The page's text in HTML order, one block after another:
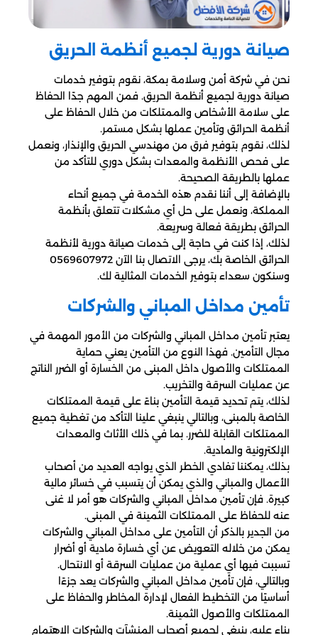
صيانة دورية لجميع أنظمة الحريق
نحن في شركة أمن وسلامة بمكة، نقوم بتوفير خدمات
صيانة دورية لجميع أنظمة الحريق. فمن المهم جدًا الحفاظ
على سلامة الأشخاص والممتلكات من خلال الحفاظ على
أنظمة الحرائق وتأمين عملها بشكل مستمر.
لذلك، نقوم بتوفير فرق من مهندسي الحريق والإنذار، ونعمل
على فحص الأنظمة والمعدات بشكل دوري للتأكد من
عملها بالطريقة الصحيحة.
بالإضافة إلى أننا نقدم هذه الخدمة في جميع أنحاء
المملكة، ونعمل على حل أي مشكلات تتعلق بأنظمة
الحرائق بطريقة فعالة وسريعة.
لذلك، إذا كنت في حاجة إلى خدمات صيانة دورية لأنظمة
الحرائق الخاصة بك، يرجى الاتصال بنا الآن 0569607972
وسنكون سعداء بتوفير الخدمات المثالية لك.
تأمين مداخل المباني والشركات
يعتبر تأمين مداخل المباني والشركات من الأمور المهمة في
مجال التأمين. فهذا النوع من التأمين يعني حماية
الممتلكات والأصول داخل المبنى من الخسارة أو الضرر الناتج
عن عمليات السرقة والتخريب.
لذلك، يتم تحديد قيمة التأمين بناءً على قيمة الممتلكات
الخاصة بالمبنى، وبالتالي ينبغي علينا التأكد من تغطية جميع
الممتلكات القابلة للضرر. بما في ذلك الأثاث والمعدات
الإلكترونية والمادية.
بذلك، يمكننا تفادي الخطر الذي يواجه العديد من أصحاب
الأعمال والمباني والذي يمكن أن يتسبب في خسائر مالية
كبيرة. فإن تأمين مداخل المباني والشركات هو أمر لا غنى
عنه للحفاظ على الممتلكات الثمينة في المبنى.
من الجدير بالذكر أن التأمين على مداخل المباني والشركات
يمكن من خلاله التعويض عن أي خسارة مادية أو أضرار
تسببت فيها أي عملية من عمليات السرقة أو الانتحال.
وبالتالي، فإن تأمين مداخل المباني والشركات يعد جزءًا
أساسيًا من التخطيط الفعال لإدارة المخاطر والحفاظ على
الممتلكات والأصول الثمينة.
بناء عليه، ينبغي لجميع أصحاب المنشآت والشركات الاهتمام